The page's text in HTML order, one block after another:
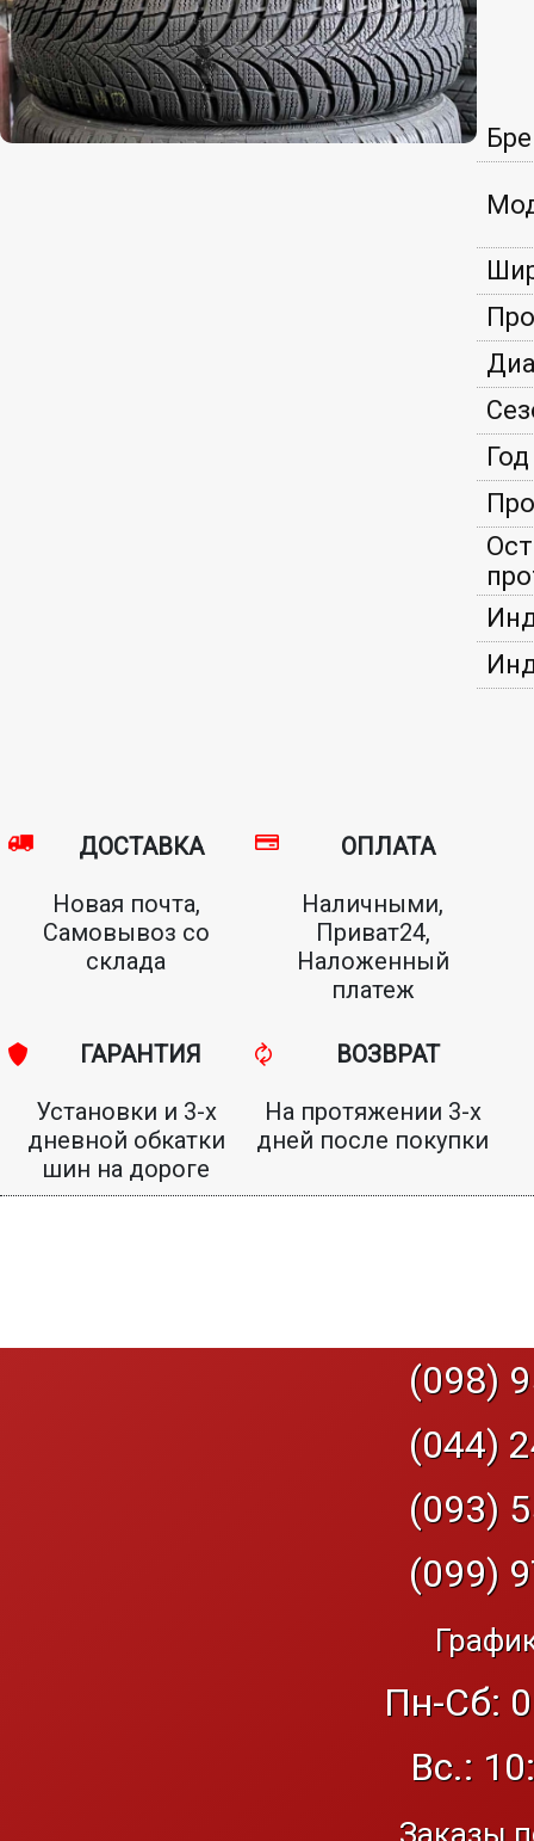
ДОСТАВКА
Новая почта,
Самовывоз со
склада
ОПЛАТА
Наличными,
Приват24,
Наложенный
платеж
ГАРАНТИЯ
Установки и 3-х
дневной обкатки
шин на дороге
ВОЗВРАТ
На протяжении 3-х
дней после покупки
(098)
(044)
(093)
(099)
Пн-Сб:
Вс.: